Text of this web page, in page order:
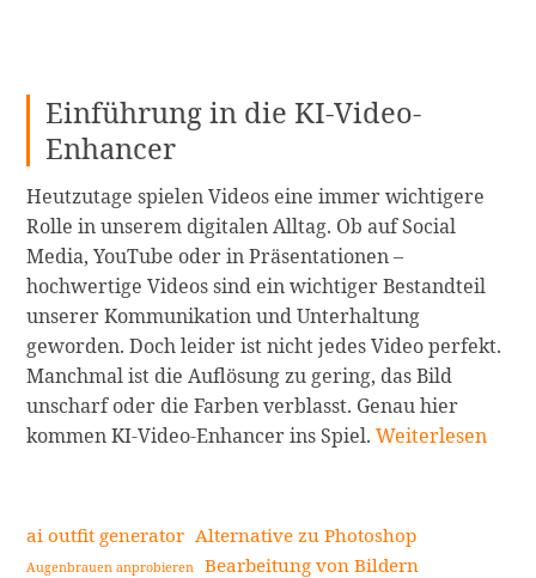
Einführung in die KI-Video-
Enhancer
Heutzutage spielen Videos eine immer wichtigere
Rolle in unserem digitalen Alltag. Ob auf Social
Media, YouTube oder in Präsentationen –
hochwertige Videos sind ein wichtiger Bestandteil
unserer Kommunikation und Unterhaltung
geworden. Doch leider ist nicht jedes Video perfekt.
Manchmal ist die Auflösung zu gering, das Bild
unscharf oder die Farben verblasst. Genau hier
kommen KI-Video-Enhancer ins Spiel.Die
KI-
Video-
Weiterlesen
ai outfit generator Alternative zu Photoshop
Augenbrauen anprobieren Bearbeitung von Bildern